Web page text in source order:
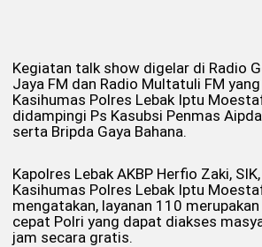
Kegiatan talk show digelar di Radio
Jaya FM dan Radio Multatuli FM
Kasihumas Polres Lebak Iptu
didampingi Ps Kasubsi Penmas
serta Bripda Gaya Bahana.
Kapolres Lebak AKBP Herfio Zaki,
Kasihumas Polres Lebak Iptu
mengatakan, layanan 110
cepat Polri yang dapat diakses
jam secara gratis.